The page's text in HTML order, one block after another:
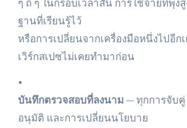
ๆ ถี่ ๆ ในกรอบเวลาสั้น การใช้จ่ายที่พุ่ง
ฐานที่เรียนรู้ไว้
หรือการเปลี่ยนจากเครื่องมือหนึ่งไปอีก
เวิร์กสเปซไม่เคยทำมาก่อน
•
บันทึกตรวจสอบที่ลงนาม— ทุกการจับคู่
อนุมัติ และการเปลี่ยนนโยบาย